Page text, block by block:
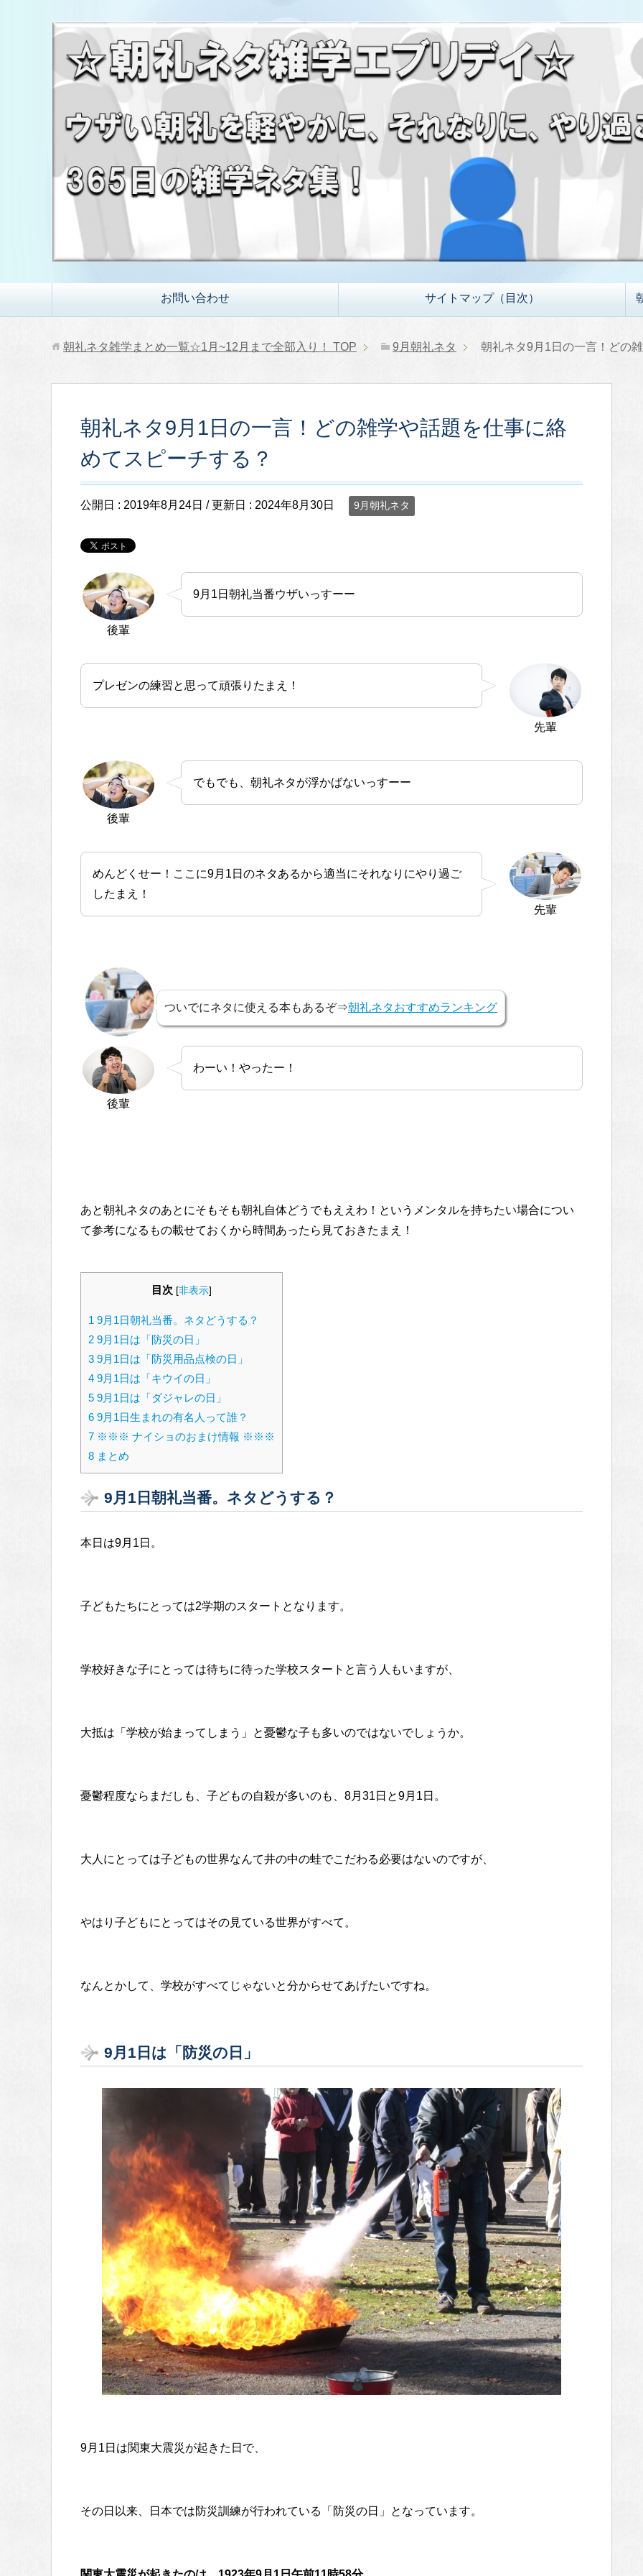
お問い合わせ サイトマップ（目次）
朝礼ネタ雑学まとめ一覧☆1月~12月まで全部入り！ TOP 9月朝礼ネタ 朝礼ネタ9月1日の一言！どの
朝礼ネタ9月1日の一言！どの雑学や話題を仕事に絡
めてスピーチする？
公開日 : 2019年8月24日 / 更新日 : 2024年8月30日 9月朝礼ネタ
後輩
9月1日朝礼当番ウザいっすーー
先輩
プレゼンの練習と思って頑張りたまえ！
後輩
でもでも、朝礼ネタが浮かばないっすーー
先輩
めんどくせー！ここに9月1日のネタあるから適当にそれなりにやり過ご
したまえ！
ついでにネタに使える本もあるぞ⇒朝礼ネタおすすめランキング
後輩
わーい！やったー！
あと朝礼ネタのあとにそもそも朝礼自体どうでもええわ！というメンタルを持ちたい場合につい
て参考になるもの載せておくから時間あったら見ておきたまえ！
目次 [非表示]
1 9月1日朝礼当番。ネタどうする？
2 9月1日は「防災の日」
3 9月1日は「防災用品点検の日」
4 9月1日は「キウイの日」
5 9月1日は「ダジャレの日」
6 9月1日生まれの有名人って誰？
7 ※※※ ナイショのおまけ情報 ※※※
8 まとめ
9月1日朝礼当番。ネタどうする？
本日は9月1日。
子どもたちにとっては2学期のスタートとなります。
学校好きな子にとっては待ちに待った学校スタートと言う人もいますが、
大抵は「学校が始まってしまう」と憂鬱な子も多いのではないでしょうか。
憂鬱程度ならまだしも、子どもの自殺が多いのも、8月31日と9月1日。
大人にとっては子どもの世界なんて井の中の蛙でこだわる必要はないのですが、
やはり子どもにとってはその見ている世界がすべて。
なんとかして、学校がすべてじゃないと分からせてあげたいですね。
9月1日は「防災の日」
9月1日は関東大震災が起きた日で、
その日以来、日本では防災訓練が行われている「防災の日」となっています。